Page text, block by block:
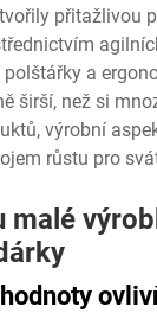
přitažlivou
a
širší, než si
výrobní
růstu pro
malé